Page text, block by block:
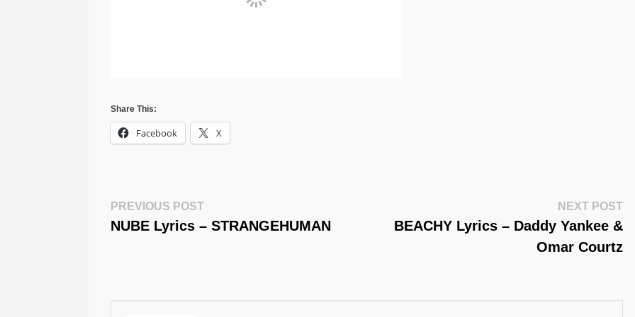
Share This:
Facebook X
Post
Navigation
PREVIOUS POSTPrevious
Post:
NUBE Lyrics – STRANGEHUMAN
NEXT POST
BEACHY Lyrics – Daddy Yankee &
Omar Courtz